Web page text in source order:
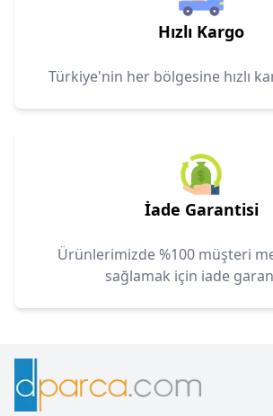
Hızlı Kargo
Türkiye'nin her bölgesine hızlı
İade Garantisi
Ürünlerimizde %100 müşteri
sağlamak için iade